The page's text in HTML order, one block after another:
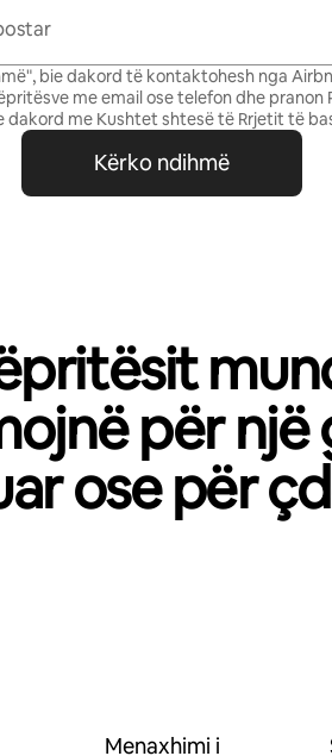
bie dakord të kontaktohesh nga
me email ose telefon dhe pranon
dakord me Kushtet shtesë të Rrjetit të
Kërko ndihmë
për një
ose për
Menaxhimi i